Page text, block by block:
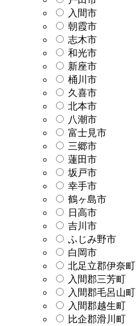
入間市
朝霞市
志木市
和光市
新座市
桶川市
久喜市
北本市
八潮市
富士見市
三郷市
蓮田市
坂戸市
幸手市
鶴ヶ島市
日高市
吉川市
ふじみ野市
白岡市
北足立郡伊奈町
入間郡三芳町
入間郡毛呂山町
入間郡越生町
比企郡滑川町